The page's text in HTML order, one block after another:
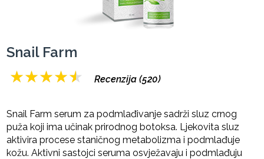
Snail Farm
★★★★★ Recenzija (520)
Snail Farm serum za podmlađivanje sadrži sluz crnog
puža koji ima učinak prirodnog botoksa. Ljekovita sluz
aktivira procese staničnog metabolizma i podmlađuje
kožu. Aktivni sastojci seruma osvježavaju i podmlađuju